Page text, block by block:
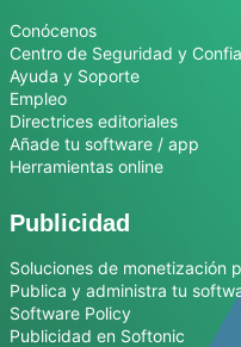
Conócenos
Centro de Seguridad y
Ayuda y Soporte
Empleo
Directrices editoriales
Añade tu software / app
Herramientas online
Publicidad
Soluciones de monetización
Publica y administra tu
Software Policy
Publicidad en Softonic